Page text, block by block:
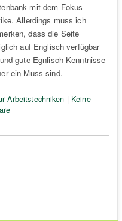
mit dem Fokus
Allerdings muss ich
dass die Seite
auf Englisch verfügbar
gute Egnlisch Kenntnisse
ein Muss sind.
Arbeitstechniken | Keine